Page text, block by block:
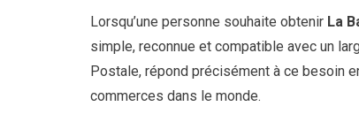
Lorsqu’une personne souhaite obtenir La
simple, reconnue et compatible avec un
Postale, répond précisément à ce besoin
commerces dans le monde.